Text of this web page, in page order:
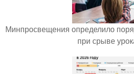
Минпросвещения определило
при срыве